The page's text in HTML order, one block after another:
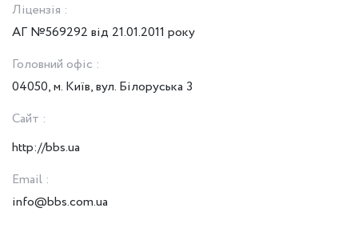
Ліцензія :
АГ №569292 від 21.01.2011 року
Головний офіс :
04050, м. Київ, вул. Білоруська 3
Сайт :
http://bbs.ua
Email :
info@bbs.com.ua